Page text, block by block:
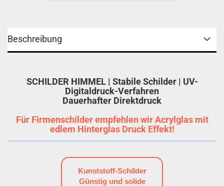
Beschreibung
SCHILDER HIMMEL | Stabile Schilder | UV-
Digitaldruck-Verfahren
Dauerhafter Direktdruck
Für Firmenschilder empfehlen wir Acrylglas mit
edlem Hinterglas Druck Effekt!
Kunststoff-Schilder
Günstig und solide